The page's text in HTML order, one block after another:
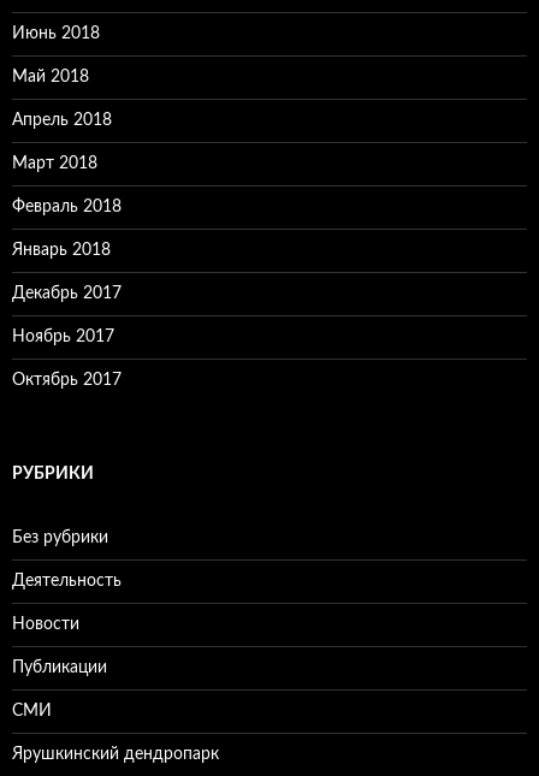
Июнь 2018
Май 2018
Апрель 2018
Март 2018
Февраль 2018
Январь 2018
Декабрь 2017
Ноябрь 2017
Октябрь 2017
РУБРИКИ
Без рубрики
Деятельность
Новости
Публикации
СМИ
Ярушкинский дендропарк